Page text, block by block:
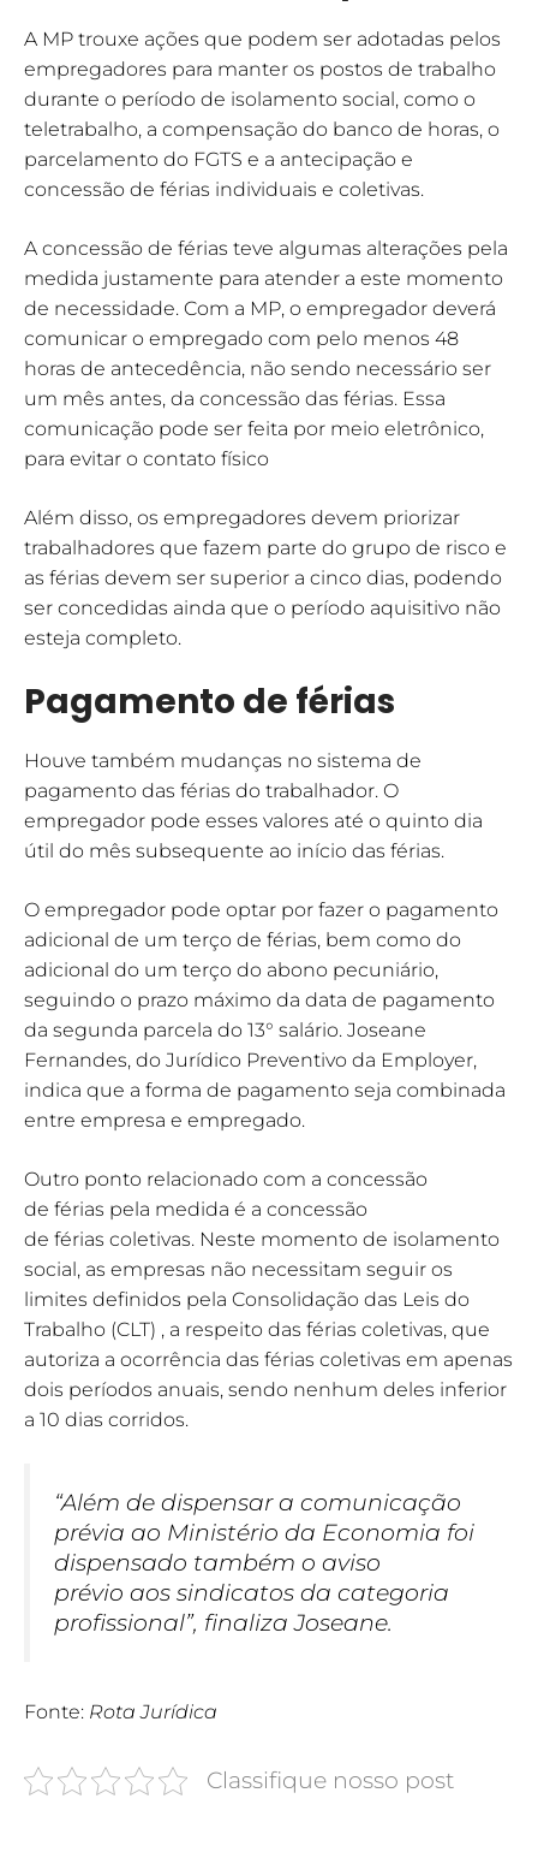
A MP trouxe ações que podem ser adotadas pelos
empregadores para manter os postos de trabalho
durante o período de isolamento social, como o
teletrabalho, a compensação do banco de horas, o
parcelamento do FGTS e a antecipação e
concessão de férias individuais e coletivas.
A concessão de férias teve algumas alterações pela
medida justamente para atender a este momento
de necessidade. Com a MP, o empregador deverá
comunicar o empregado com pelo menos 48
horas de antecedência, não sendo necessário ser
um mês antes, da concessão das férias. Essa
comunicação pode ser feita por meio eletrônico,
para evitar o contato físico
Além disso, os empregadores devem priorizar
trabalhadores que fazem parte do grupo de risco e
as férias devem ser superior a cinco dias, podendo
ser concedidas ainda que o período aquisitivo não
esteja completo.
Pagamento de férias
Houve também mudanças no sistema de
pagamento das férias do trabalhador. O
empregador pode esses valores até o quinto dia
útil do mês subsequente ao início das férias.
O empregador pode optar por fazer o pagamento
adicional de um terço de férias, bem como do
adicional do um terço do abono pecuniário,
seguindo o prazo máximo da data de pagamento
da segunda parcela do 13° salário. Joseane
Fernandes, do Jurídico Preventivo da Employer,
indica que a forma de pagamento seja combinada
entre empresa e empregado.
Outro ponto relacionado com a concessão
de férias pela medida é a concessão
de férias coletivas. Neste momento de isolamento
social, as empresas não necessitam seguir os
limites definidos pela Consolidação das Leis do
Trabalho (CLT) , a respeito das férias coletivas, que
autoriza a ocorrência das férias coletivas em apenas
dois períodos anuais, sendo nenhum deles inferior
a 10 dias corridos.
“Além de dispensar a comunicação
prévia ao Ministério da Economia foi
dispensado também o aviso
prévio aos sindicatos da categoria
profissional”, finaliza Joseane.
Fonte: Rota Jurídica
Classifique nosso post